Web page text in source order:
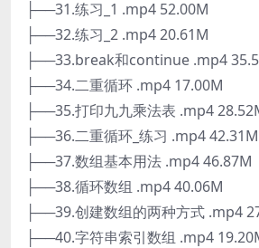
├──31.练习_1 .mp4 52.00M
├──32.练习_2 .mp4 20.61M
├──33.break和continue .mp4
├──34.二重循环 .mp4 17.00M
├──35.打印九九乘法表 .mp4
├──36.二重循环_练习 .mp4 42.31M
├──37.数组基本用法 .mp4 46.87M
├──38.循环数组 .mp4 40.06M
├──39.创建数组的两种方式 .mp4
├──40.字符串索引数组 .mp4